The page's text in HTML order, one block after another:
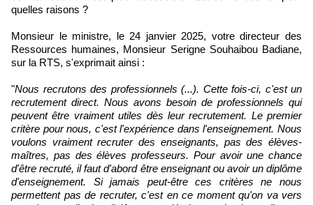
quelles raisons ?
Monsieur le ministre, le 24 janvier 2025, votre directeur des
Ressources humaines, Monsieur Serigne Souhaibou Badiane,
sur la RTS, s'exprimait ainsi :
"Nous recrutons des professionnels (...). Cette fois-ci, c'est un
recrutement direct. Nous avons besoin de professionnels qui
peuvent être vraiment utiles dès leur recrutement. Le premier
critère pour nous, c'est l'expérience dans l'enseignement. Nous
voulons vraiment recruter des enseignants, pas des élèves-
maîtres, pas des élèves professeurs. Pour avoir une chance
d'être recruté, il faut d'abord être enseignant ou avoir un diplôme
d'enseignement. Si jamais peut-être ces critères ne nous
permettent pas de recruter, c'est en ce moment qu'on va vers